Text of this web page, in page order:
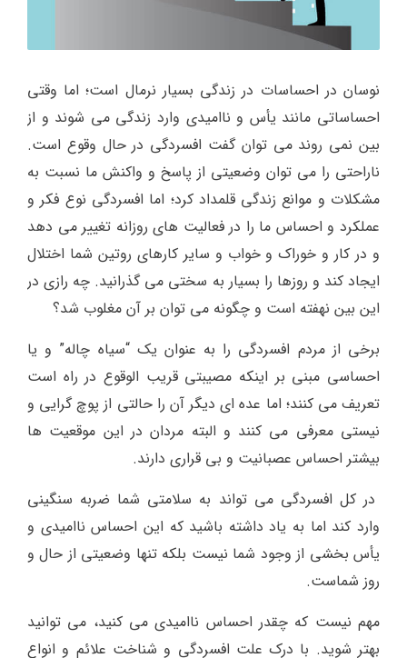
نوسان در احساسات در زندگی بسیار نرمال است؛ اما وقتی
احساساتی مانند یأس و ناامیدی وارد زندگی می شوند و از
بین نمی روند می توان گفت افسردگی در حال وقوع است.
ناراحتی را می توان وضعیتی از پاسخ و واکنش ما نسبت به
مشکلات و موانع زندگی قلمداد کرد؛ اما افسردگی نوع فکر و
عملکرد و احساس ما را در فعالیت های روزانه تغییر می دهد
و در کار و خوراک و خواب و سایر کارهای روتین شما اختلال
ایجاد کند و روزها را بسیار به سختی می گذرانید. چه رازی در
این بین نهفته است و چگونه می توان بر آن مغلوب شد؟
برخی از مردم افسردگی را به عنوان یک “سیاه چاله” و یا
احساسی مبنی بر اینکه مصیبتی قریب الوقوع در راه است
تعریف می کنند؛ اما عده ای دیگر آن را حالتی از پوچ گرایی و
نیستی معرفی می کنند و البته مردان در این موقعیت ها
بیشتر احساس عصبانیت و بی قراری دارند.
در کل افسردگی می تواند به سلامتی شما ضربه سنگینی
وارد کند اما به یاد داشته باشید که این احساس ناامیدی و
یأس بخشی از وجود شما نیست بلکه تنها وضعیتی از حال و
روز شماست.
مهم نیست که چقدر احساس ناامیدی می کنید، می توانید
بهتر شوید. با درک علت افسردگی و شناخت علائم و انواع